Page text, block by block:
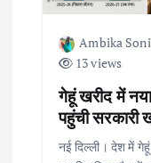
Ambika Soni
13 views
गेहूं खरीद में
पहुंची सरकारी
नई दिल्ली। देश में गेहूं